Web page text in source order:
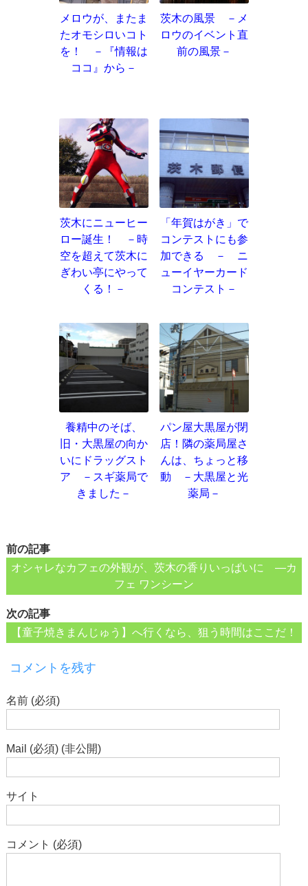
メロウが、またま
たオモシロいコト
を！ －『情報は
ココ』から－
茨木の風景 －メ
ロウのイベント直
前の風景－
茨木にニューヒー
ロー誕生！ －時
空を超えて茨木に
ぎわい亭にやって
くる！－
「年賀はがき」で
コンテストにも参
加できる － ニ
ューイヤーカード
コンテスト－
養精中のそば、
旧・大黒屋の向か
いにドラッグスト
ア －スギ薬局で
きました－
パン屋大黒屋が閉
店！隣の薬局屋さ
んは、ちょっと移
動 －大黒屋と光
薬局－
前の記事
オシャレなカフェの外観が、茨木の香りいっぱいに ―カ
フェ ワンシーン
次の記事
【童子焼きまんじゅう】へ行くなら、狙う時間はここだ！
コメントを残す
名前 (必須)
Mail (必須) (非公開)
サイト
コメント (必須)